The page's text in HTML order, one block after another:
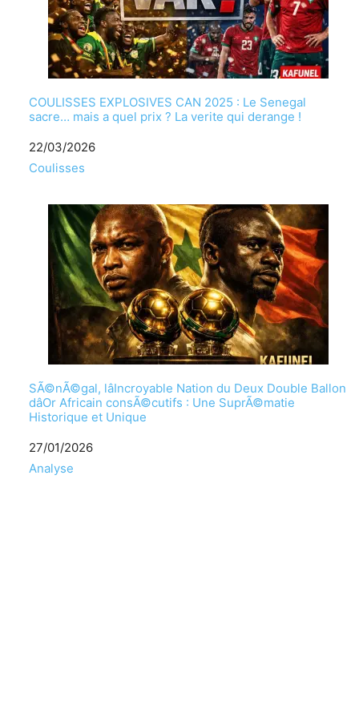
COULISSES EXPLOSIVES CAN 2025 : Le Senegal
sacre… mais a quel prix ? La verite qui derange !
Date
22/03/2026
Par rapport Ã
Coulisses
SÃ©nÃ©gal, lâIncroyable Nation du Deux Double Ballon
dâOr Africain consÃ©cutifs : Une SuprÃ©matie
Historique et Unique
Date
27/01/2026
Par rapport Ã
Analyse